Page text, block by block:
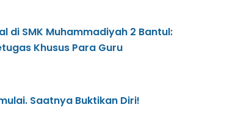
di SMK Muhammadiyah 2 Bantul:
Khusus Para Guru
Saatnya Buktikan Diri!